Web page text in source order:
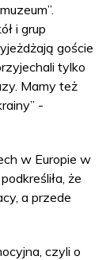
i grup
goście
tylko
Mamy też
-
w Europie w
że
a przede
czyli o